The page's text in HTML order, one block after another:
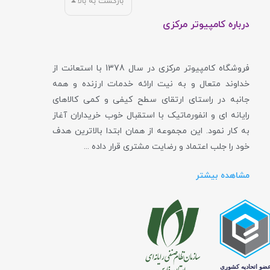
درباره کامپیوتر مرکزی
فروشگاه کامپیوتر مرکزی در سال 1378 با استعانت از
خداوند متعال و به نیت ارائه خدمات ارزنده و همه
جانبه در راستای ارتقای سطح کیفی و کمی کالاهای
رایانه ای و انفورماتیک با استقبال خوب خریداران آغاز
به کار نمود. این مجموعه از همان ابتدا بالاترین هدف
خود را جلب اعتماد و رضایت مشتری قرار داده ...
مشاهده بیشتر